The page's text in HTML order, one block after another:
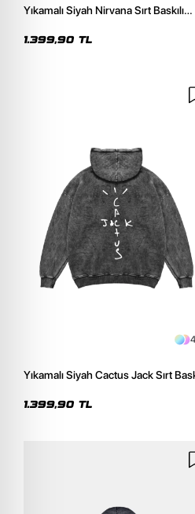
Yıkamalı Siyah Nirvana Sırt Baskılı
1.399,90 TL
4
Yıkamalı Siyah Cactus Jack Sırt
1.399,90 TL